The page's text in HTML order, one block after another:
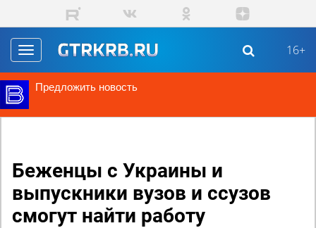
Перейти к основному содержанию
Toggle
navigation
16+
Предложить новость
Беженцы с Украины и
выпускники вузов и ссузов
смогут найти работу